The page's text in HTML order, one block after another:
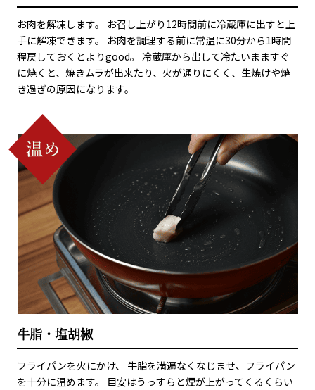
お肉を解凍します。 お召し上がり12時間前に冷蔵庫に出すと上
手に解凍できます。 お肉を調理する前に常温に30分から1時間
程戻しておくとよりgood。 冷蔵庫から出して冷たいまますぐ
に焼くと、焼きムラが出来たり、火が通りにくく、生焼けや焼
き過ぎの原因になります。
牛脂・塩胡椒
フライパンを火にかけ、 牛脂を満遍なくなじませ、フライパン
を十分に温めます。 目安はうっすらと煙が上がってくるくらい